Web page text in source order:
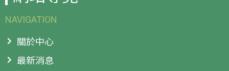
NAVIGATION
關於中心
最新消息